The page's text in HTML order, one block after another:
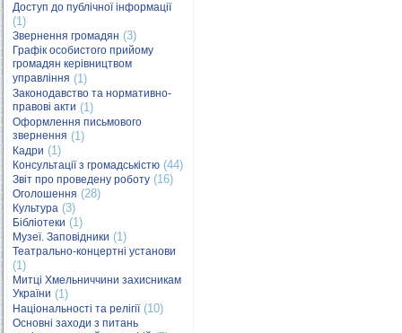
Доступ до публічної інформації
(1)
Звернення громадян (3)
Графік особистого прийому
громадян керівництвом
управління (1)
Законодавство та нормативно-
правові акти (1)
Оформлення письмового
звернення (1)
Кадри (1)
Консультації з громадськістю (44)
Звіт про проведену роботу (16)
Оголошення (28)
Культура (3)
Бібліотеки (1)
Музеї. Заповідники (1)
Театрально-концертні установи
(1)
Митці Хмельниччини захисникам
України (1)
Національності та релігії(10)
Основні заходи з питань